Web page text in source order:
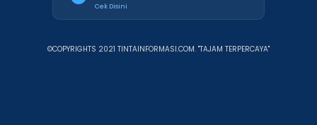
Cek Disini
©COPYRIGHTS 2021 TINTAINFORMASI.COM. "TAJAM TERPERCAYA"